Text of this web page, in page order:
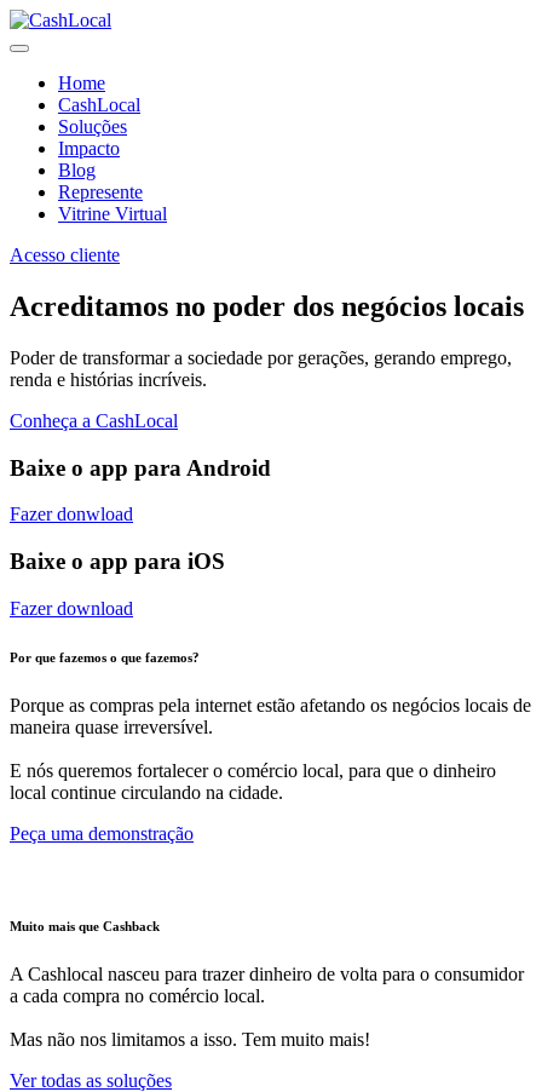
Home
CashLocal
Soluções
Impacto
Blog
Represente
Vitrine Virtual
Acesso cliente
Acreditamos no poder dos negócios locais
Poder de transformar a sociedade por gerações, gerando emprego,
renda e histórias incríveis.
Conheça a CashLocal
Baixe o app para Android
Fazer donwload
Baixe o app para iOS
Fazer download
Por que fazemos o que fazemos?
Porque as compras pela internet estão afetando os negócios locais de
maneira quase irreversível.
E nós queremos fortalecer o comércio local, para que o dinheiro
local continue circulando na cidade.
Peça uma demonstração
Muito mais que Cashback
A Cashlocal nasceu para trazer dinheiro de volta para o consumidor
a cada compra no comércio local.
Mas não nos limitamos a isso. Tem muito mais!
Ver todas as soluções